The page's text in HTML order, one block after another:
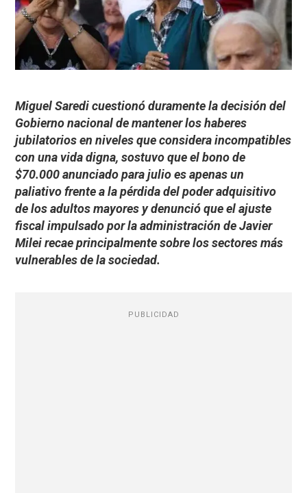
Miguel Saredi cuestionó duramente la decisión del
Gobierno nacional de mantener los haberes
jubilatorios en niveles que considera incompatibles
con una vida digna, sostuvo que el bono de
$70.000 anunciado para julio es apenas un
paliativo frente a la pérdida del poder adquisitivo
de los adultos mayores y denunció que el ajuste
fiscal impulsado por la administración de Javier
Milei recae principalmente sobre los sectores más
vulnerables de la sociedad.
PUBLICIDAD